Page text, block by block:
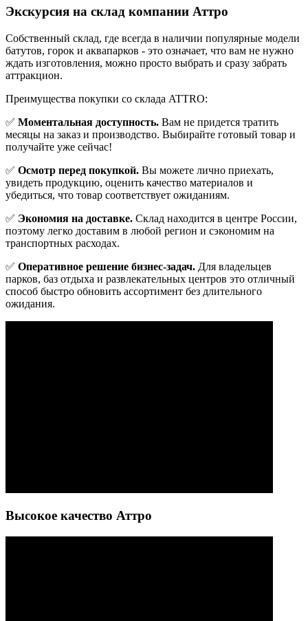
Экскурсия на склад компании Аттро
Cобственный склад, где всегда в наличии популярные модели
батутов, горок и аквапарков - это означает, что вам не нужно
ждать изготовления, можно просто выбрать и сразу забрать
аттракцион.
Преимущества покупки со склада ATTRO:
✅ Моментальная доступность. Вам не придется тратить
месяцы на заказ и производство. Выбирайте готовый товар и
получайте уже сейчас!
✅ Осмотр перед покупкой. Вы можете лично приехать,
увидеть продукцию, оценить качество материалов и
убедиться, что товар соответствует ожиданиям.
✅ Экономия на доставке. Склад находится в центре России,
поэтому легко доставим в любой регион и сэкономим на
транспортных расходах.
✅ Оперативное решение бизнес-задач. Для владельцев
парков, баз отдыха и развлекательных центров это отличный
способ быстро обновить ассортимент без длительного
ожидания.
Высокое качество Аттро